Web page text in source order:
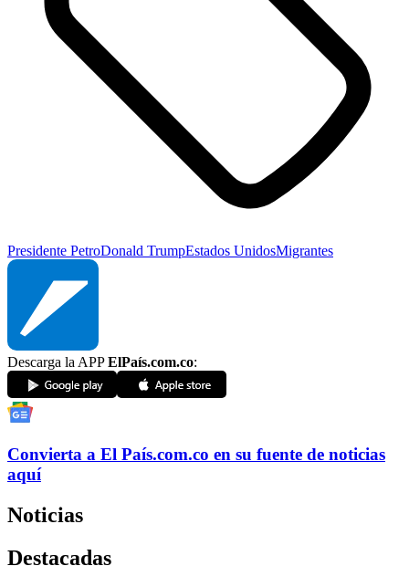
Presidente PetroDonald TrumpEstados UnidosMigrantes
Descarga la APPElPaís.com.co:
Convierta a El País.com.co en su fuente de noticias
aquí
Noticias
Destacadas